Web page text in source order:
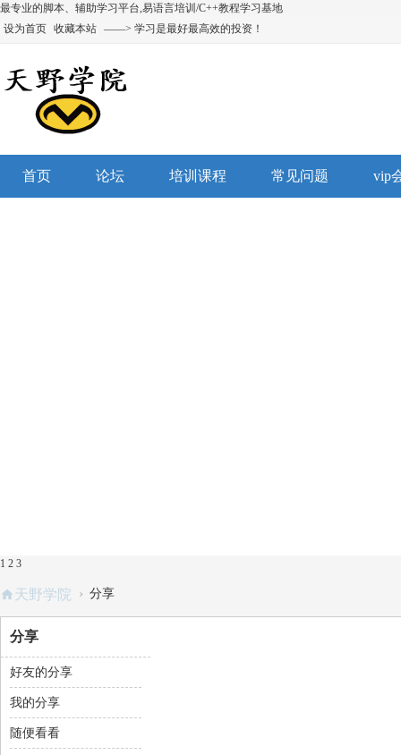
最专业的脚本、辅助学习平台,易语言培训/C++教程学习基地
设为首页 收藏本站 ——> 学习是最好最高效的投资！
首页 论坛 培训课程 常见问题 vip
1 2 3
天野学院 › 分享
分享
好友的分享
我的分享
随便看看